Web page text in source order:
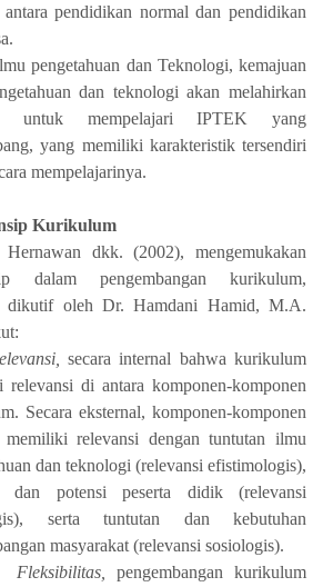
pendidikan normal dan pendidikan
pengetahuan dan Teknologi, kemajuan
dan teknologi akan melahirkan
untuk mempelajari IPTEK yang
yang memiliki karakteristik tersendiri
mempelajarinya.
Kurikulum
dkk. (2002), mengemukakan
dalam pengembangan kurikulum,
dikutif oleh Dr. Hamdani Hamid, M.A.
secara internal bahwa kurikulum
relevansi di antara komponen-komponen
Secara eksternal, komponen-komponen
memiliki relevansi dengan tuntutan ilmu
dan teknologi (relevansi efistimologis),
dan potensi peserta didik (relevansi
serta tuntutan dan kebutuhan
masyarakat (relevansi sosiologis).
Fleksibilitas,
pengembangan kurikulum